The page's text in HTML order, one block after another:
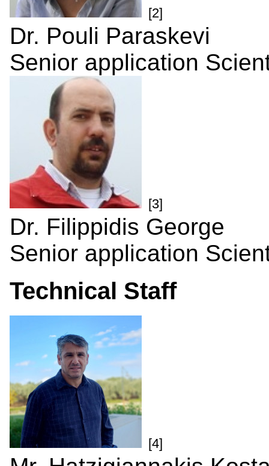
[2]
Dr. Pouli Paraskevi
Senior application
[3]
Dr. Filippidis George
Senior application
Technical Staff
[4]